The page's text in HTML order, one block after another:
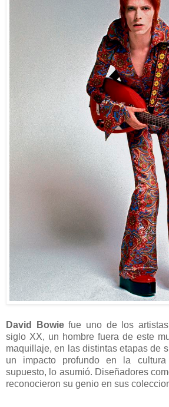
David Bowiefue uno de los
siglo XX, un hombre fuera de este
maquillaje, en las distintas etapas de
un impacto profundo en la
supuesto, lo asumió. Diseñadores
reconocieron su genio en sus